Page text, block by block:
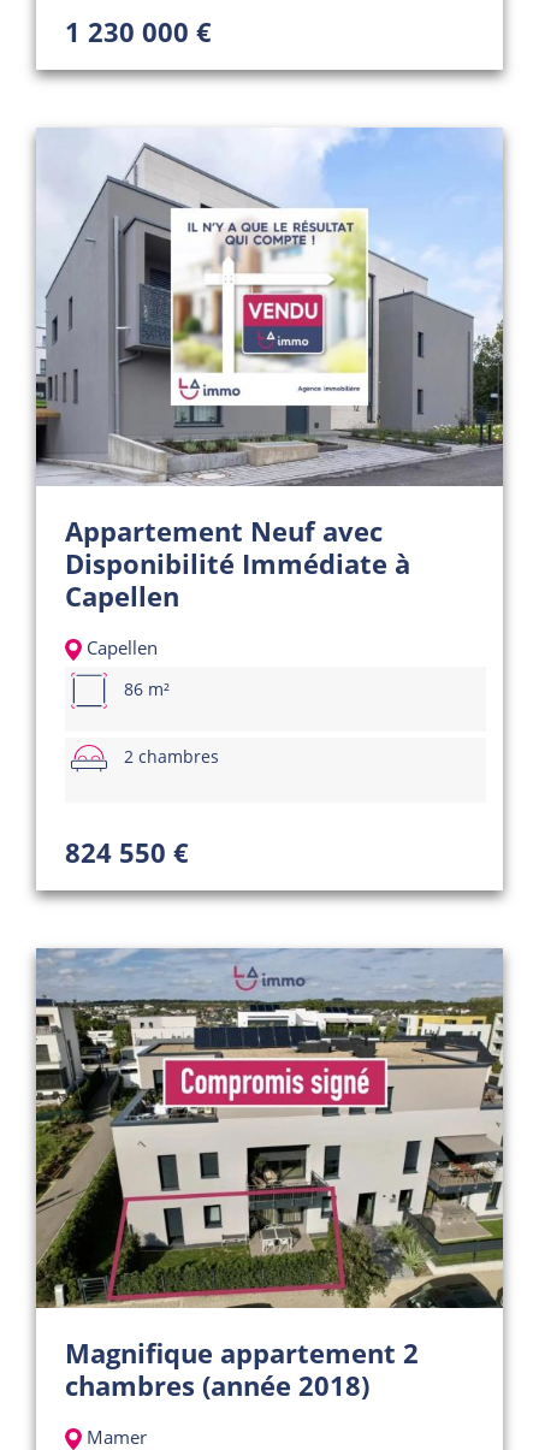
1 230 000 €
Appartement Neuf avec
Disponibilité Immédiate à
Capellen
Capellen
86 m²
2 chambres
824 550 €
Magnifique appartement 2
chambres (année 2018)
Mamer